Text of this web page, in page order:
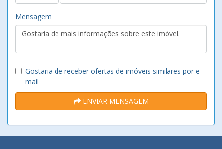
Mensagem
Gostaria de receber ofertas de imóveis similares por e-
mail
ENVIAR MENSAGEM